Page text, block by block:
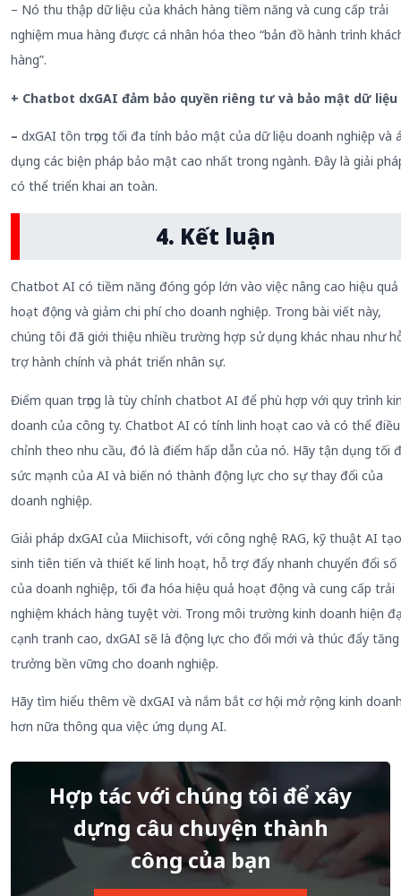
– Nó thu thập dữ liệu của khách hàng tiềm năng và cung cấp trải
nghiệm mua hàng được cá nhân hóa theo “bản đồ hành trình
hàng”.
+ Chatbot dxGAI đảm bảo quyền riêng tư và bảo mật dữ liệu
– dxGAI tôn trọng tối đa tính bảo mật của dữ liệu doanh nghiệp và
dụng các biện pháp bảo mật cao nhất trong ngành. Đây là giải
có thể triển khai an toàn.
4. Kết luận
Chatbot AI có tiềm năng đóng góp lớn vào việc nâng cao hiệu quả
hoạt động và giảm chi phí cho doanh nghiệp. Trong bài viết này,
chúng tôi đã giới thiệu nhiều trường hợp sử dụng khác nhau như
trợ hành chính và phát triển nhân sự.
Điểm quan trọng là tùy chỉnh chatbot AI để phù hợp với quy trình
doanh của công ty. Chatbot AI có tính linh hoạt cao và có thể điều
chỉnh theo nhu cầu, đó là điểm hấp dẫn của nó. Hãy tận dụng tối
sức mạnh của AI và biến nó thành động lực cho sự thay đổi của
doanh nghiệp.
Giải pháp dxGAI của Miichisoft, với công nghệ RAG, kỹ thuật AI tạo
sinh tiên tiến và thiết kế linh hoạt, hỗ trợ đẩy nhanh chuyển đổi số
của doanh nghiệp, tối đa hóa hiệu quả hoạt động và cung cấp trải
nghiệm khách hàng tuyệt vời. Trong môi trường kinh doanh hiện
cạnh tranh cao, dxGAI sẽ là động lực cho đổi mới và thúc đẩy tăng
trưởng bền vững cho doanh nghiệp.
Hãy tìm hiểu thêm về dxGAI và nắm bắt cơ hội mở rộng kinh
hơn nữa thông qua việc ứng dụng AI.
Hợp tác với chúng tôi để xây
dựng câu chuyện thành
công của bạn